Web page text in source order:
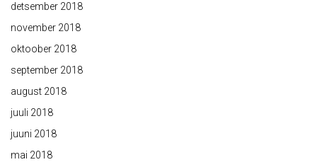
detsember 2018
november 2018
oktoober 2018
september 2018
august 2018
juuli 2018
juuni 2018
mai 2018